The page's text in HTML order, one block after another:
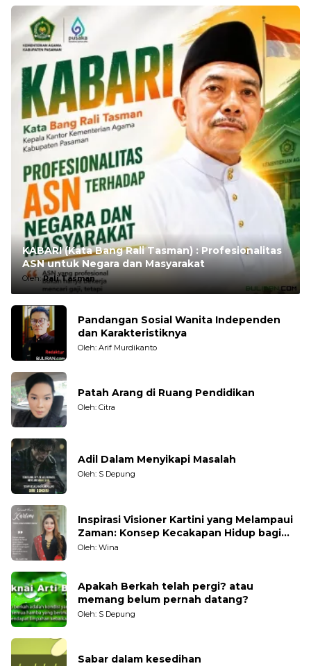
KABARI (Kata Bang Rali Tasman) : Profesionalitas
ASN untuk Negara dan Masyarakat
Oleh:Rali Tasman
Pandangan Sosial Wanita Independen
dan Karakteristiknya
Oleh: Arif Murdikanto
Patah Arang di Ruang Pendidikan
Oleh: Citra
Adil Dalam Menyikapi Masalah
Oleh: S Depung
Inspirasi Visioner Kartini yang Melampaui
Zaman: Konsep Kecakapan Hidup bagi
Generasi Muda
Oleh: Wina
Apakah Berkah telah pergi? atau
memang belum pernah datang?
Oleh: S Depung
Sabar dalam kesedihan